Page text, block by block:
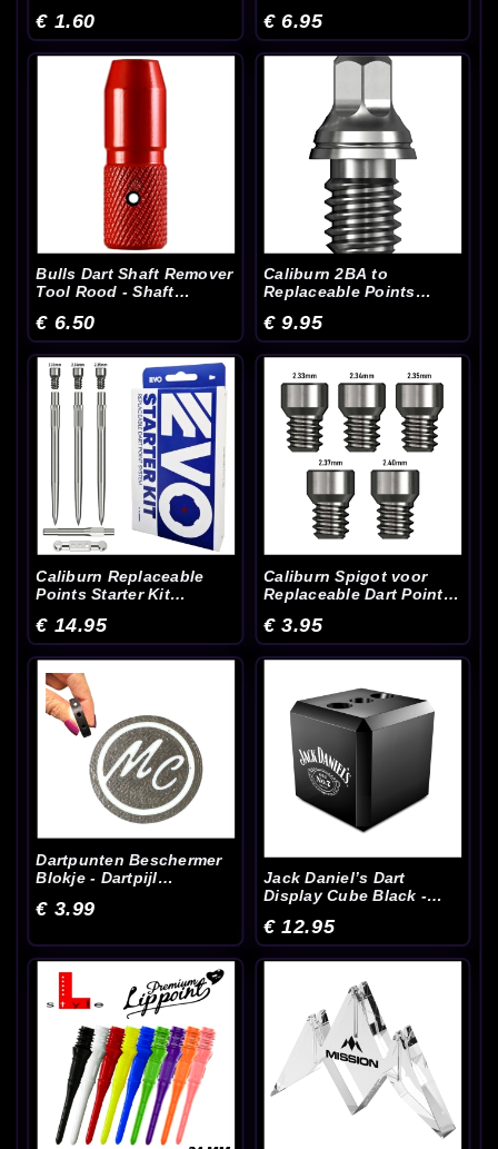
€ 1.60 € 6.95
Bulls Dart Shaft Remover
Tool Rood - Shaft
€ 6.50
Caliburn 2BA to
Replaceable Points
Punten
€ 9.95
Caliburn Replaceable
Points Starter Kit
Tools - Accessoires Kit
€ 14.95
Caliburn Spigot voor
Replaceable Dart Points
€ 3.95
Dartpunten Beschermer
Blokje - Dartpijl
€ 3.99
Jack Daniel’s Dart
Display Cube Black -
€ 12.95